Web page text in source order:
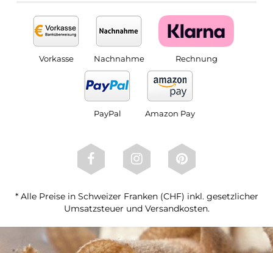
Vorkasse Nachnahme Rechnung
PayPal Amazon Pay
* Alle Preise in Schweizer Franken (CHF) inkl. gesetzlicher
Umsatzsteuer und Versandkosten.